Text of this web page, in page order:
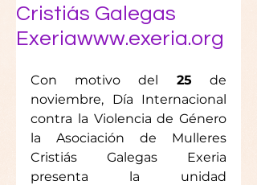
Cristiás Galegas
Exeriawww.exeria.org
Con motivo del 25 de
noviembre, Día Internacional
contra la Violencia de Género
la Asociación de Mulleres
Cristiás Galegas Exeria
presenta la unidad